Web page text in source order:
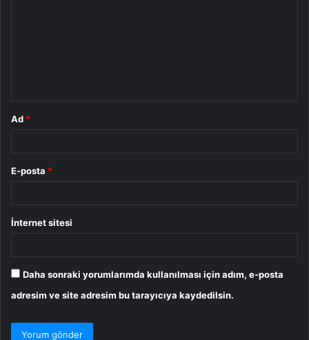
Ad *
E-posta *
İnternet sitesi
Daha sonraki yorumlarımda kullanılması için adım, e-posta
adresim ve site adresim bu tarayıcıya kaydedilsin.